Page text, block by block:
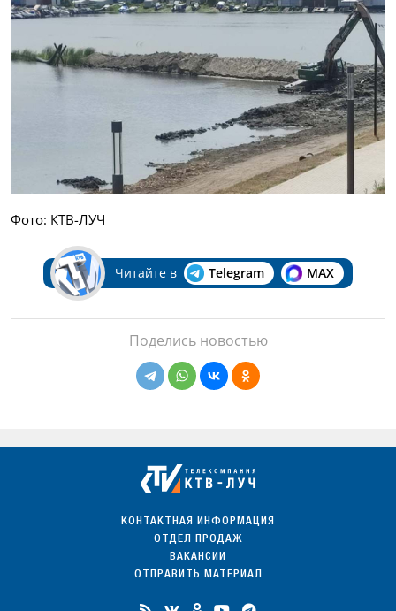
Фото: КТВ-ЛУЧ
Читайте в Telegram MAX
Поделись новостью
КОНТАКТНАЯ ИНФОРМАЦИЯ
ОТДЕЛ ПРОДАЖ
ВАКАНСИИ
ОТПРАВИТЬ МАТЕРИАЛ